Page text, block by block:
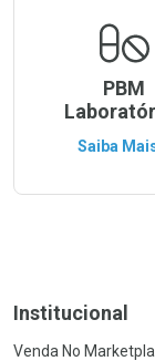
PBM
Saiba
Institucional
Venda No